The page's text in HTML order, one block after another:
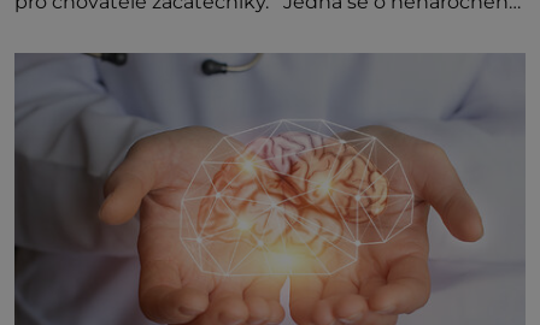
Hodně času tráví na zemi, kde sbírá zbytky semínek
Jeho domovinou je prakticky celá Austrálie s
výjimkou pobřežní oblasti.